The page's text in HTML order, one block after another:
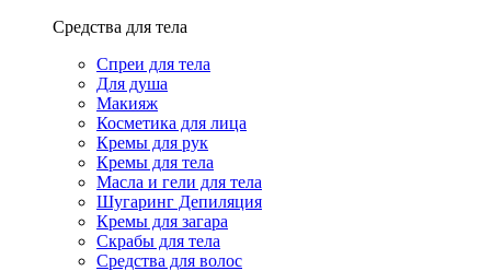
Средства для тела
Спреи для тела
Для душа
Макияж
Косметика для лица
Кремы для рук
Кремы для тела
Масла и гели для тела
Шугаринг Депиляция
Кремы для загара
Скрабы для тела
Средства для волос